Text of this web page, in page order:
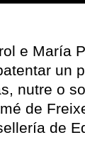
e María
un
nutre o
de
de